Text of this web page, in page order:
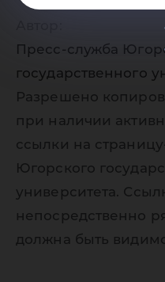
Пресс-служба
государственного
Разрешено
при наличии
ссылки на
Югорского
университета.
непосредственно
должна быть